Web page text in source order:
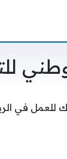
للعمل في